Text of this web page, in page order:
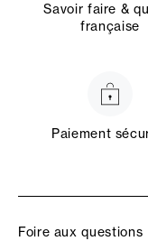
Savoir faire &
française
Paiement
Foire aux questions